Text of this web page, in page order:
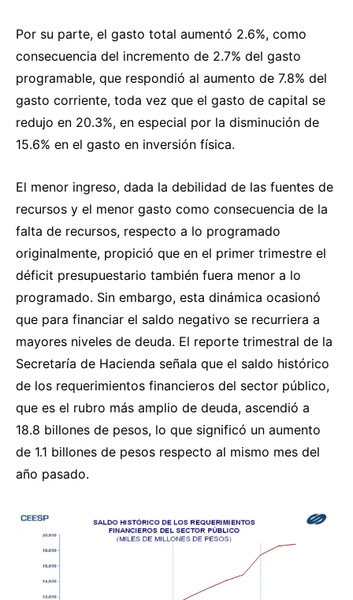
Por su parte, el gasto total aumentó 2.6%, como
consecuencia del incremento de 2.7% del gasto
programable, que respondió al aumento de 7.8% del
gasto corriente, toda vez que el gasto de capital se
redujo en 20.3%, en especial por la disminución de
15.6% en el gasto en inversión física.
El menor ingreso, dada la debilidad de las fuentes de
recursos y el menor gasto como consecuencia de la
falta de recursos, respecto a lo programado
originalmente, propició que en el primer trimestre el
déficit presupuestario también fuera menor a lo
programado. Sin embargo, esta dinámica ocasionó
que para financiar el saldo negativo se recurriera a
mayores niveles de deuda. El reporte trimestral de la
Secretaría de Hacienda señala que el saldo histórico
de los requerimientos financieros del sector público,
que es el rubro más amplio de deuda, ascendió a
18.8 billones de pesos, lo que significó un aumento
de 1.1 billones de pesos respecto al mismo mes del
año pasado.